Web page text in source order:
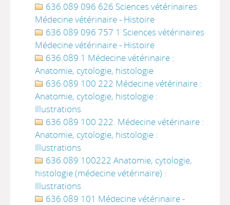
636.089 096 626 Sciences vétérinaires
Médecine vétérinaire - Histoire
636.089 096 757 1 Sciences vétérinaires
Médecine vétérinaire - Histoire
636.089 1 Médecine vétérinaire :
Anatomie, cytologie, histologie
636.089 100 222 Médecine vétérinaire :
Anatomie, cytologie, histologie :
Illustrations
636.089 100 222. Médecine vétérinaire :
Anatomie, cytologie, histologie :
Illustrations
636.089 100222 Anatomie, cytologie,
histologie (médecine vétérinaire) :
Illustrations
636.089 101 Médecine vétérinaire -